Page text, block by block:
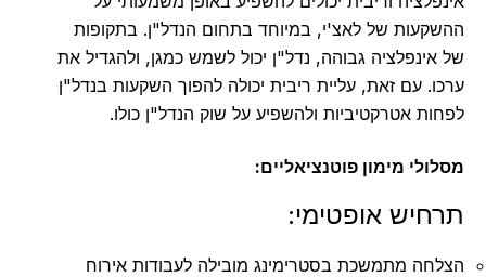
ההשקעות של לאצ'י, במיוחד בתחום הנדל"ן. בתקופות
של אינפלציה גבוהה, נדל"ן יכול לשמש כמגן, ולהגדיל את
ערכו. עם זאת, עליית ריבית יכולה להפוך השקעות בנדל"ן
לפחות אטרקטיביות ולהשפיע על שוק הנדל"ן כולו.
מסלולי מימון פוטנציאליים:
תרחיש אופטימי:
הצלחה מתמשכת בסטרימינג מובילה לעבודות אירוח